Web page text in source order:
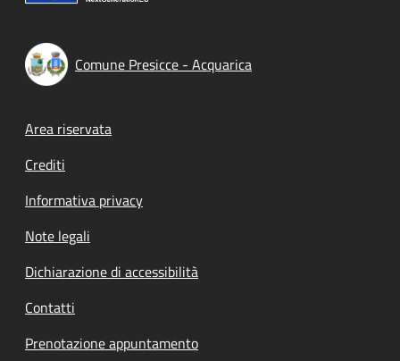
Comune Presicce - Acquarica
Footer menu
Area riservata
Crediti
Informativa privacy
Note legali
Dichiarazione di accessibilità
Contatti
Prenotazione appuntamento